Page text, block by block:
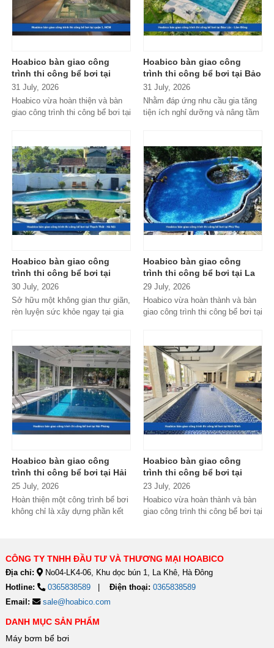
Hoabico bàn giao công
trình thi công bể bơi tại
quận 1, HCM
31 July, 2026
Hoabico vừa hoàn thiện và bàn
giao công trình thi công bể bơi tại
Hoabico bàn giao công
trình thi công bể bơi tại Bảo
Lộc - Lâm Đồng
31 July, 2026
Nhằm đáp ứng nhu cầu gia tăng
tiện ích nghỉ dưỡng và nâng tầm
Hoabico bàn giao công
trình thi công bể bơi tại
Thạch Thất - Hà Nội
30 July, 2026
Sở hữu một không gian thư giãn,
rèn luyện sức khỏe ngay tại gia
Hoabico bàn giao công
trình thi công bể bơi tại La
Phủ - Phú Thọ
29 July, 2026
Hoabico vừa hoàn thành và bàn
giao công trình thi công bể bơi tại
Hoabico bàn giao công
trình thi công bể bơi tại Hải
Phòng
25 July, 2026
Hoàn thiện một công trình bể bơi
không chỉ là xây dựng phần kết
Hoabico bàn giao công
trình thi công bể bơi tại
Ninh Bình
23 July, 2026
Hoabico vừa hoàn thành và bàn
giao công trình thi công bể bơi tại
CÔNG TY TNHH ĐẦU TƯ VÀ THƯƠNG MẠI HOABICO
Địa chỉ:
No04-LK4-06, Khu dọc bún 1, La Khê, Hà Đông
Hotline:
0365838589 Điện thoại: 0365838589
Email:
sale@hoabico.com
DANH MỤC SẢN PHẨM
Máy bơm bể bơi